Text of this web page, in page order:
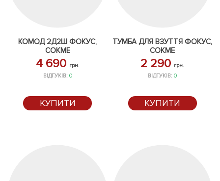
КОМОД 2Д2Ш ФОКУС,
СОКМЕ
4 690 грн.
ВІДГУКІВ: 0
КУПИТИ
ТУМБА ДЛЯ ВЗУТТЯ ФОКУС,
СОКМЕ
2 290 грн.
ВІДГУКІВ:0
КУПИТИ